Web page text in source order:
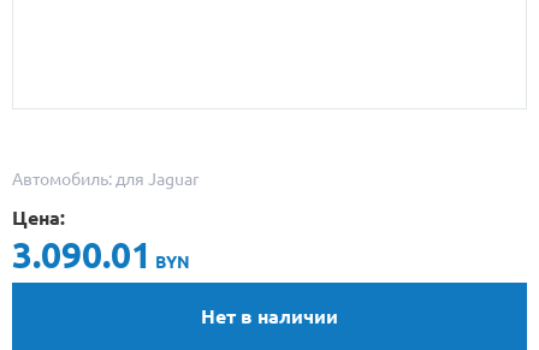
Автомобиль: для Jaguar
Цена:
3.090.01 BYN
Нет в наличии